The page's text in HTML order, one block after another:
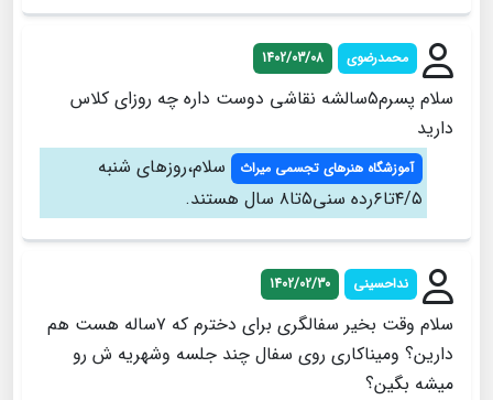
محمدرضوی 1402/03/08
سلام پسرم۵سالشه نقاشی دوست داره چه روزای کلاس
دارید
آموزشگاه هنرهای تجسمی میراث
سلام،روزهای شنبه
۴/۵تا۶رده سنی۵تا۸ سال هستند.
نداحسینی 1402/02/30
سلام وقت بخیر سفالگری برای دخترم که ۷ساله هست هم
دارین؟ ومیناکاری روی سفال چند جلسه وشهریه ش رو
میشه بگین؟